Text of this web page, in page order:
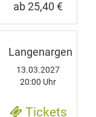
ab 25,40 €
Langenargen
13.03.2027
20:00 Uhr
Tickets